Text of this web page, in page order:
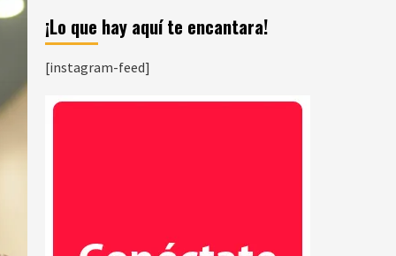
¡Lo que hay aquí te encantara!
[instagram-feed]